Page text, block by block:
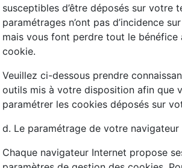
susceptibles d’être déposés sur votre
paramétrages n’ont pas d’incidence
mais vous font perdre tout le
cookie.
Veuillez ci-dessous prendre
outils mis à votre disposition afin que
paramétrer les cookies déposés sur
d. Le paramétrage de votre navigateur
Chaque navigateur Internet propose